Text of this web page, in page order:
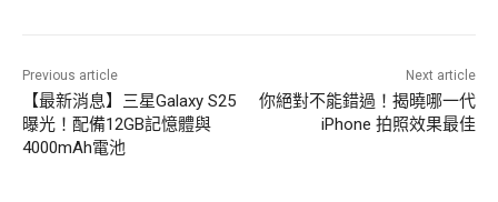
Previous article
【最新消息】三星Galaxy S25
曝光！配備12GB記憶體與
4000mAh電池
Next article
你絕對不能錯過！揭曉哪一代
iPhone 拍照效果最佳